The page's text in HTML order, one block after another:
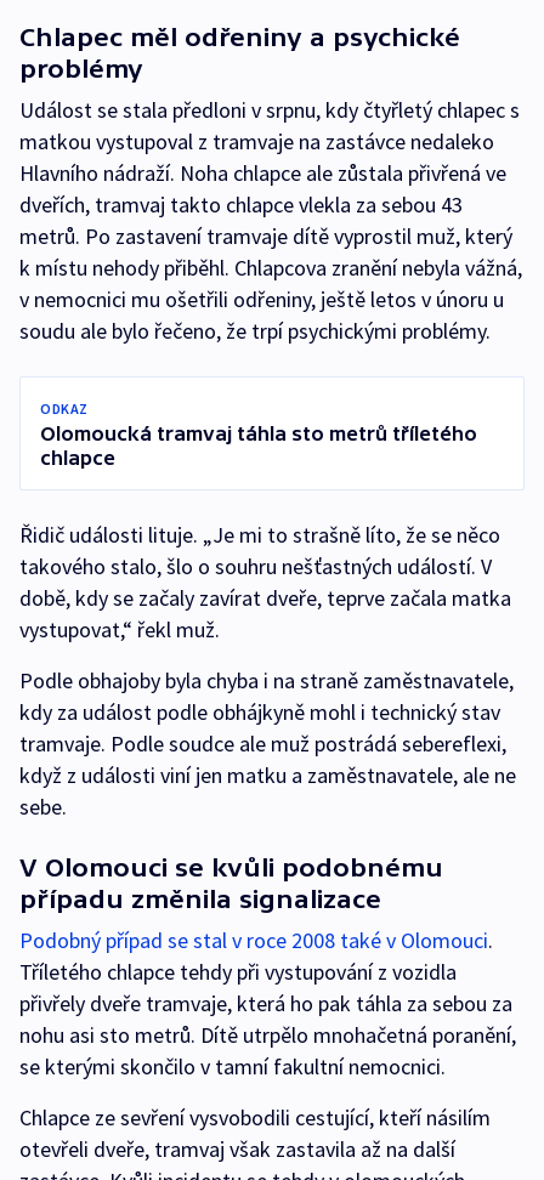
Chlapec měl odřeniny a psychické
problémy
Událost se stala předloni v srpnu, kdy čtyřletý chlapec s
matkou vystupoval z tramvaje na zastávce nedaleko
Hlavního nádraží. Noha chlapce ale zůstala přivřená ve
dveřích, tramvaj takto chlapce vlekla za sebou 43
metrů. Po zastavení tramvaje dítě vyprostil muž, který
k místu nehody přiběhl. Chlapcova zranění nebyla vážná,
v nemocnici mu ošetřili odřeniny, ještě letos v únoru u
soudu ale bylo řečeno, že trpí psychickými problémy.
ODKAZ
Olomoucká tramvaj táhla sto metrů tříletého
chlapce
Řidič události lituje. „Je mi to strašně líto, že se něco
takového stalo, šlo o souhru nešťastných událostí. V
době, kdy se začaly zavírat dveře, teprve začala matka
vystupovat,“ řekl muž.
Podle obhajoby byla chyba i na straně zaměstnavatele,
kdy za událost podle obhájkyně mohl i technický stav
tramvaje. Podle soudce ale muž postrádá sebereflexi,
když z události viní jen matku a zaměstnavatele, ale ne
sebe.
V Olomouci se kvůli podobnému
případu změnila signalizace
Podobný případ se stal v roce 2008 také v Olomouci.
Tříletého chlapce tehdy při vystupování z vozidla
přivřely dveře tramvaje, která ho pak táhla za sebou za
nohu asi sto metrů. Dítě utrpělo mnohačetná poranění,
se kterými skončilo v tamní fakultní nemocnici.
Chlapce ze sevření vysvobodili cestující, kteří násilím
otevřeli dveře, tramvaj však zastavila až na další